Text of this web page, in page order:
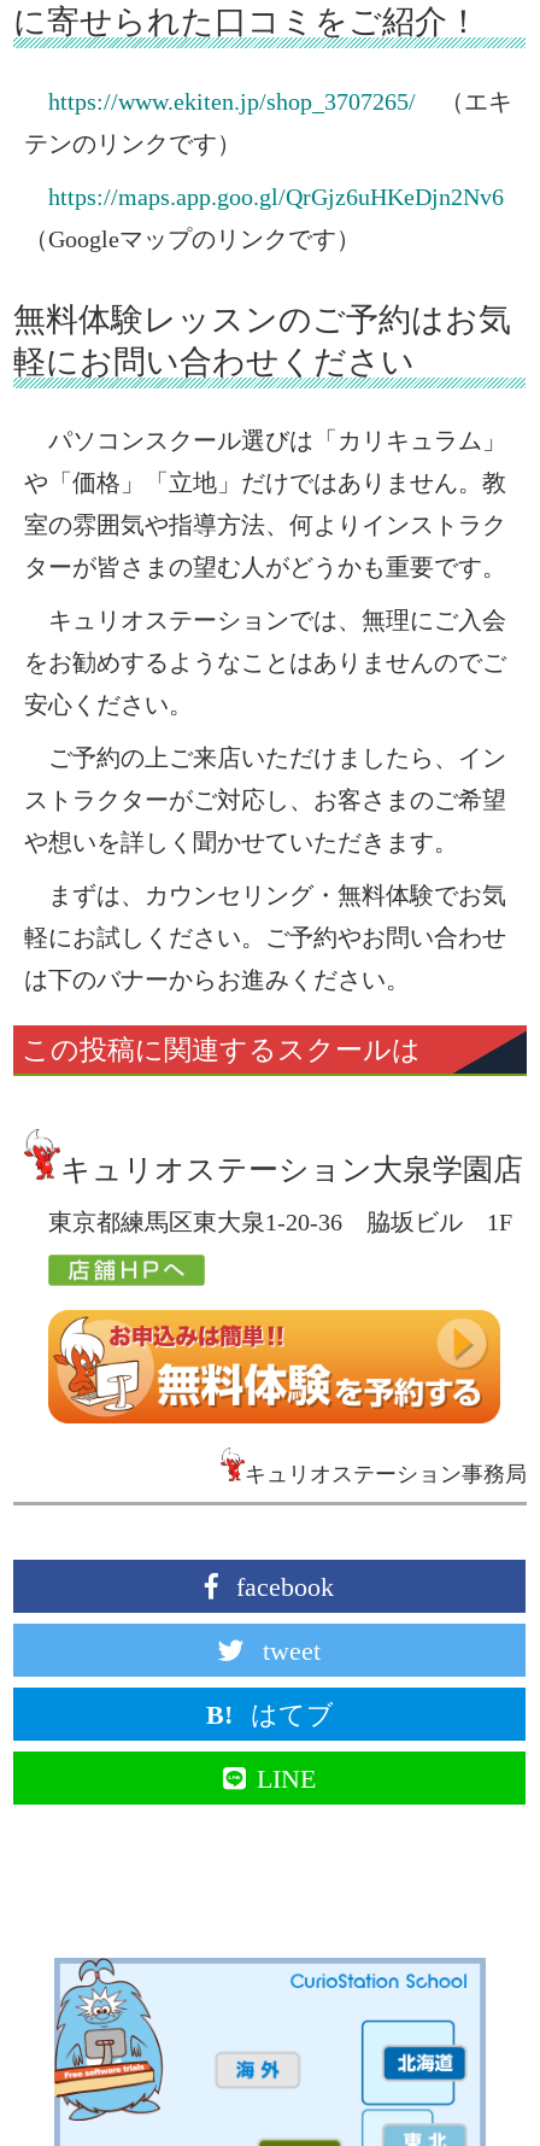
に寄せられた口コミをご紹介！
https://www.ekiten.jp/shop_3707265/ （エキ
テンのリンクです）
https://maps.app.goo.gl/QrGjz6uHKeDjn2Nv6
（Googleマップのリンクです）
無料体験レッスンのご予約はお気
軽にお問い合わせください
パソコンスクール選びは「カリキュラム」
や「価格」「立地」だけではありません。教
室の雰囲気や指導方法、何よりインストラク
ターが皆さまの望む人がどうかも重要です。
キュリオステーションでは、無理にご入会
をお勧めするようなことはありませんのでご
安心ください。
ご予約の上ご来店いただけましたら、イン
ストラクターがご対応し、お客さまのご希望
や想いを詳しく聞かせていただきます。
まずは、カウンセリング・無料体験でお気
軽にお試しください。ご予約やお問い合わせ
は下のバナーからお進みください。
この投稿に関連するスクールは
キュリオステーション大泉学園店
東京都練馬区東大泉1-20-36 脇坂ビル 1F
キュリオステーション事務局
facebook
tweet
はてブ
LINE